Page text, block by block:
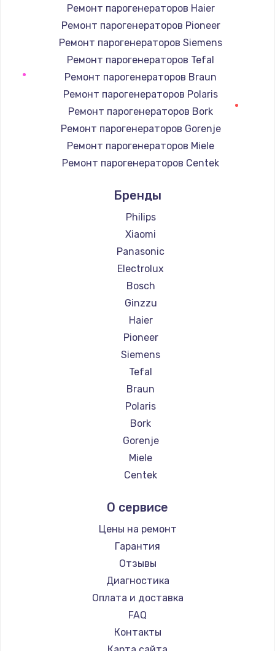
Ремонт парогенераторов Haier
Ремонт парогенераторов Pioneer
Ремонт парогенераторов Siemens
Ремонт парогенераторов Tefal
Ремонт парогенераторов Braun
Ремонт парогенераторов Polaris
Ремонт парогенераторов Bork
Ремонт парогенераторов Gorenje
Ремонт парогенераторов Miele
Ремонт парогенераторов Centek
Ремонт парогенераторов Hotpoint Ariston
Ремонт парогенераторов DELTA
Ремонт парогенераторов Silter
Ремонт парогенераторов Beko
Ремонт парогенераторов Vivitek
Ремонт парогенераторов RED solution
Бренды
Philips
Xiaomi
Panasonic
Electrolux
Bosch
Ginzzu
Haier
Pioneer
Siemens
Tefal
Braun
Polaris
Bork
Gorenje
Miele
Centek
Hotpoint Ariston
DELTA
Silter
Beko
Vivitek
RED solution
О сервисе
Цены на ремонт
Гарантия
Отзывы
Диагностика
Оплата и доставка
FAQ
Контакты